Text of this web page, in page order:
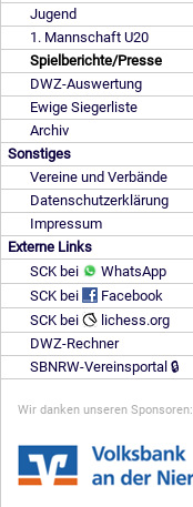
Jugend
1. Mannschaft U20
Spielberichte/Presse
DWZ-Auswertung
Ewige Siegerliste
Archiv
Sonstiges
Vereine und Verbände
Datenschutzerklärung
Impressum
Externe Links
SCK bei
WhatsApp
SCK bei
Facebook
SCK bei
lichess.org
DWZ-Rechner
SBNRW-Vereinsportal 🔒
Wir danken unseren Sponsoren: